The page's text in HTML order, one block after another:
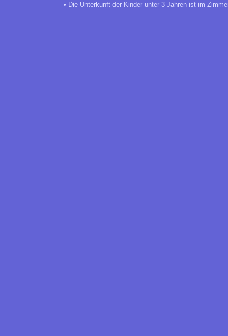
• Die Unterkunft der Kinder unter 3 Jahren ist im